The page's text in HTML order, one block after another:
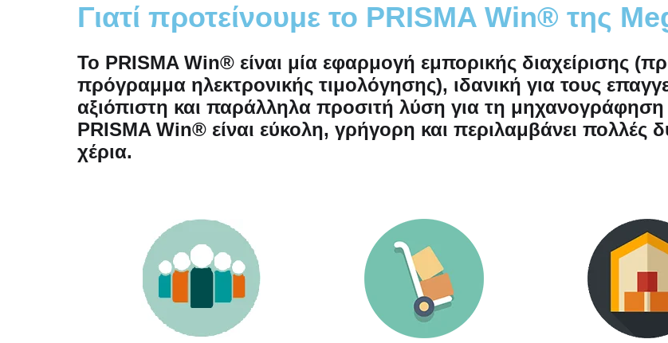
Γιατί προτείνουμε το PRISMA Win® της
Το PRISMA Win® είναι μία εφαρμογή εμπορικής διαχείρισης
πρόγραμμα ηλεκτρονικής τιμολόγησης), ιδανική για τους
αξιόπιστη και παράλληλα προσιτή λύση για τη
PRISMA Win® είναι εύκολη, γρήγορη και περιλαμβάνει πολλές
χέρια.